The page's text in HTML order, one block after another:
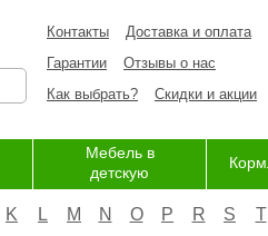
Контакты
Доставка и оплата
Гарантии
Отзывы о нас
Как выбрать?
Скидки и акции
Мебель в
детскую
K L M N O P R S T